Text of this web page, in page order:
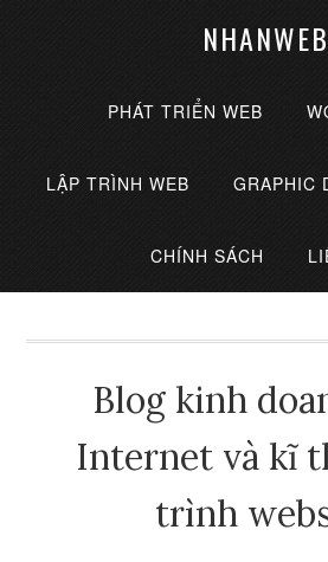
NHANWEB
PHÁT TRIỂN WEB
LẬP TRÌNH WEB GRAPHIC
CHÍNH SÁCH
Blog kinh
Internet và kĩ
trình